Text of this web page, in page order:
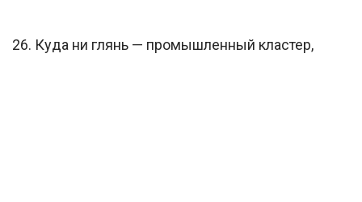
26. Куда ни глянь — промышленный кластер,